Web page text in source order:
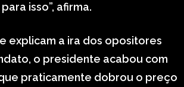
isso”, afirma.
explicam a ira dos opositores
o presidente acabou com
praticamente dobrou o preço